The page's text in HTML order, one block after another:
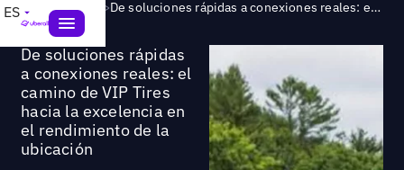
ES Success Story > De soluciones rápidas a conexiones reales: el camino de VIP Tires hacia la excelencia en el rendimiento de la ubicación
De soluciones rápidas
a conexiones reales: el
camino de VIP Tires
hacia la excelencia en
el rendimiento de la
ubicación